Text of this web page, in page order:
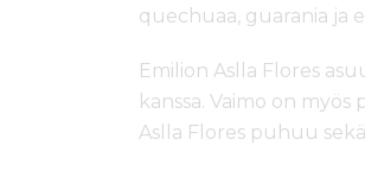
quechuaa, guarania ja
Emilion Aslla Flores
kanssa. Vaimo on
Aslla Flores puhuu